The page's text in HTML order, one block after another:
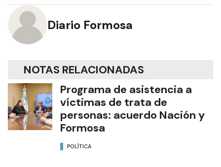
Diario Formosa
NOTAS RELACIONADAS
Programa de asistencia a
víctimas de trata de
personas: acuerdo Nación y
Formosa
POLÍTICA